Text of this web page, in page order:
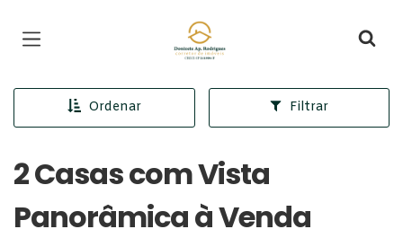
Página inicial
Ordenar Filtrar
2 Casas com Vista
Panorâmica à Venda